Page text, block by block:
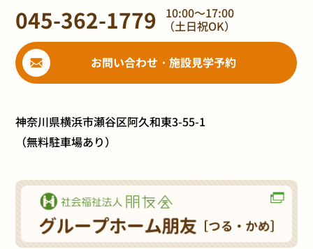
045-362-1779 10:00～17:00
（土日祝OK）
お問い合わせ・施設見学予約
神奈川県横浜市瀬谷区阿久和東3-55-1
（無料駐車場あり）